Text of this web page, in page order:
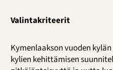
Valintakriteerit
Kymenlaakson vuoden
kylien kehittämisen